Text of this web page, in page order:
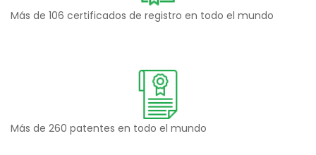
Más de 106 certificados de registro en todo el mundo
Más de 260 patentes en todo el mundo